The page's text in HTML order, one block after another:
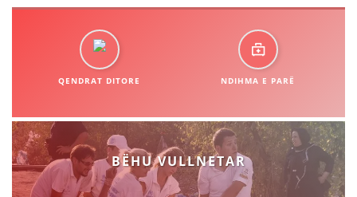
MENAXHIM ME VULLNETARË
VEPRIMTARI
QENDRAT DITORE NDIHMA E PARË
BËHU VULLNETAR